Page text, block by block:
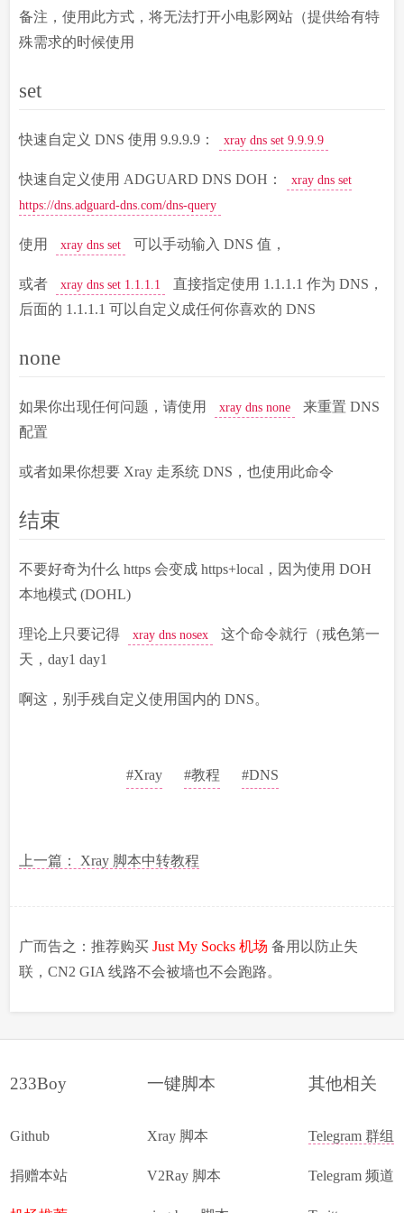
备注，使用此方式，将无法打开小电影网站（提供给有特
殊需求的时候使用
set
快速自定义 DNS 使用 9.9.9.9： xray dns set 9.9.9.9
快速自定义使用 ADGUARD DNS DOH：
xray dns set
https://dns.adguard-dns.com/dns-query
使用 xray dns set 可以手动输入 DNS 值，
或者 xray dns set 1.1.1.1
直接指定使用 1.1.1.1 作为 DNS，
后面的 1.1.1.1 可以自定义成任何你喜欢的 DNS
none
如果你出现任何问题，请使用 xray dns none
来重置 DNS
配置
或者如果你想要 Xray 走系统 DNS，也使用此命令
结束
不要好奇为什么 https 会变成 https+local，因为使用 DOH
本地模式 (DOHL)
理论上只要记得 xray dns nosex
这个命令就行（戒色第一
天，day1 day1
啊这，别手残自定义使用国内的 DNS。
#Xray #教程 #DNS
上一篇： Xray 脚本中转教程
广而告之：推荐购买Just My Socks 机场 备用以防止失
联，CN2 GIA 线路不会被墙也不会跑路。
233Boy
Github
捐赠本站
一键脚本
Xray 脚本
V2Ray 脚本
其他相关
Telegram 群组
Telegram 频道